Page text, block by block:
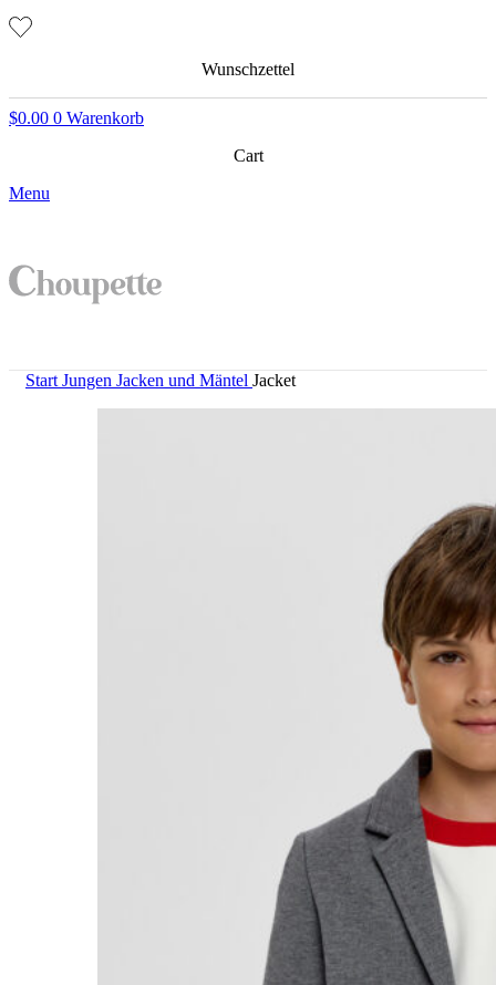
Wunschzettel
$0.00 0 Warenkorb
Cart
Menu
Start Jungen Jacken und Mäntel Jacket